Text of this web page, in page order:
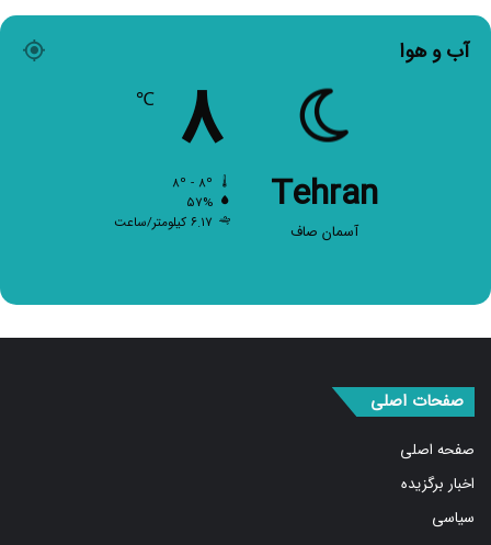
آب و هوا
Tehran
آسمان صاف
۸
۸º - ۸º
۶.۱۷ کیلومتر/ساعت
صفحه اصلی
اخبار برگزیده
سیاسی
بین الملل